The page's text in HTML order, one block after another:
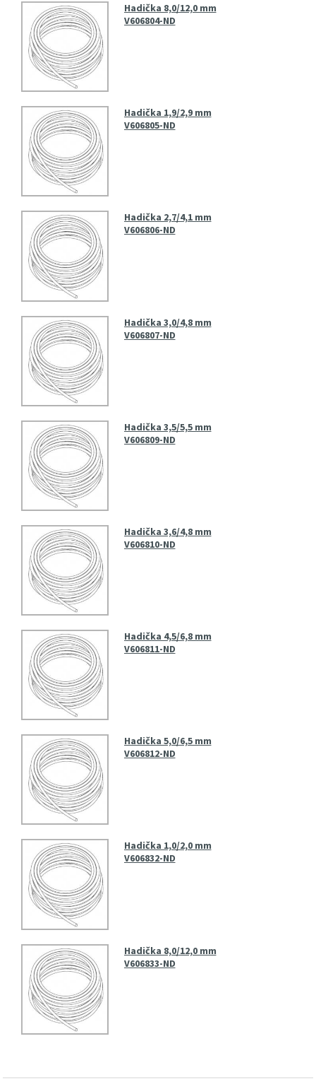
Hadička 8,0/12,0 mm
V606804-ND
Hadička 1,9/2,9 mm
V606805-ND
Hadička 2,7/4,1 mm
V606806-ND
Hadička 3,0/4,8 mm
V606807-ND
Hadička 3,5/5,5 mm
V606809-ND
Hadička 3,6/4,8 mm
V606810-ND
Hadička 4,5/6,8 mm
V606811-ND
Hadička 5,0/6,5 mm
V606812-ND
Hadička 1,0/2,0 mm
V606832-ND
Hadička 8,0/12,0 mm
V606833-ND